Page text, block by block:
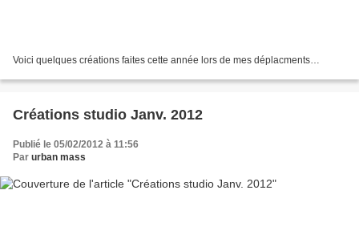
Voici quelques créations faites cette année lors de mes déplacments…
Créations studio Janv. 2012
Publié le 05/02/2012 à 11:56
Par urban mass